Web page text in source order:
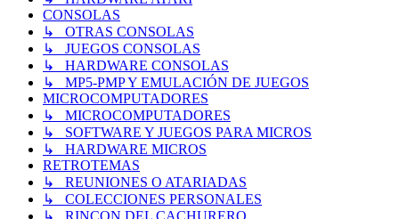
CONSOLAS
↳ OTRAS CONSOLAS
↳ JUEGOS CONSOLAS
↳ HARDWARE CONSOLAS
↳ MP5-PMP Y EMULACIÓN DE JUEGOS
MICROCOMPUTADORES
↳ MICROCOMPUTADORES
↳ SOFTWARE Y JUEGOS PARA MICROS
↳ HARDWARE MICROS
RETROTEMAS
↳ REUNIONES O ATARIADAS
↳ COLECCIONES PERSONALES